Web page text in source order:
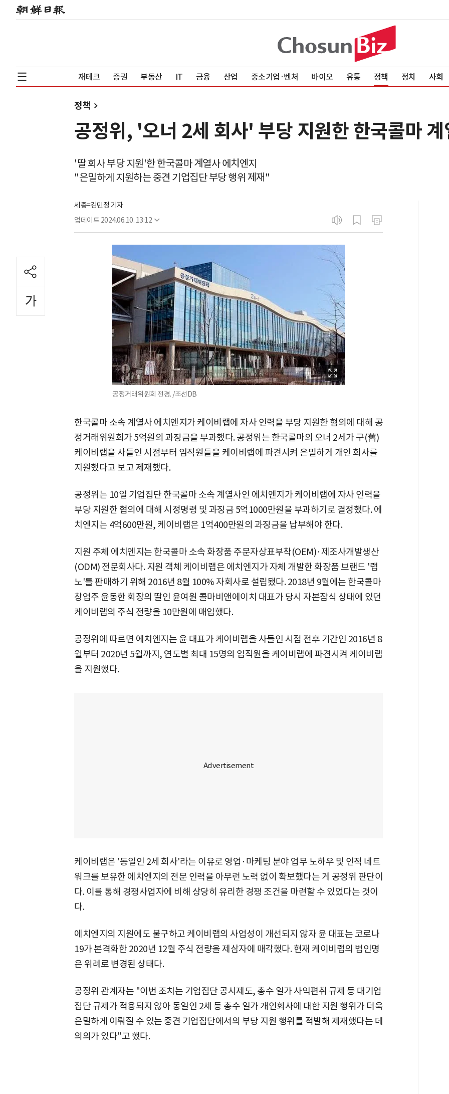
재테크 증권 부동산 IT 금융 산업 중소기업·벤처 바이오 유통 정책 정치 사회
정책
공정위, '오너 2세 회사' 부당 지원한 한국콜마
'딸 회사 부당 지원'한 한국콜마 계열사 에치엔지
"은밀하게 지원하는 중견 기업집단 부당 행위 제재"
세종=김민정 기자
업데이트 2024.06.10. 13:12
공정거래위원회 전경. /조선DB
한국콜마 소속 계열사 에치엔지가 케이비랩에 자사 인력을 부당 지원한 혐의에 대해 공
정거래위원회가 5억원의 과징금을 부과했다. 공정위는 한국콜마의 오너 2세가 구(舊)
케이비랩을 사들인 시점부터 임직원들을 케이비랩에 파견시켜 은밀하게 개인 회사를
지원했다고 보고 제재했다.
공정위는 10일 기업집단 한국콜마 소속 계열사인 에치엔지가 케이비랩에 자사 인력을
부당 지원한 협의에 대해 시정명령 및 과징금 5억1000만원을 부과하기로 결정했다. 에
치엔지는 4억600만원, 케이비랩은 1억400만원의 과징금을 납부해야 한다.
지원 주체 에치엔지는 한국콜마 소속 화장품 주문자상표부착(OEM)·제조사개발생산
(ODM) 전문회사다. 지원 객체 케이비랩은 에치엔지가 자체 개발한 화장품 브랜드 '랩
노'를 판매하기 위해 2016년 8월 100% 자회사로 설립됐다. 2018년 9월에는 한국콜마
창업주 윤동한 회장의 딸인 윤여원 콜마비앤에이치 대표가 당시 자본잠식 상태에 있던
케이비랩의 주식 전량을 10만원에 매입했다.
공정위에 따르면 에치엔지는 윤 대표가 케이비랩을 사들인 시점 전후 기간인 2016년 8
월부터 2020년 5월까지, 연도별 최대 15명의 임직원을 케이비랩에 파견시켜 케이비랩
을 지원했다.
케이비랩은 '동일인 2세 회사'라는 이유로 영업·마케팅 분야 업무 노하우 및 인적 네트
워크를 보유한 에치엔지의 전문 인력을 아무런 노력 없이 확보했다는 게 공정위 판단이
다. 이를 통해 경쟁사업자에 비해 상당히 유리한 경쟁 조건을 마련할 수 있었다는 것이
다.
에치엔지의 지원에도 불구하고 케이비랩의 사업성이 개선되지 않자 윤 대표는 코로나
19가 본격화한 2020년 12월 주식 전량을 제삼자에 매각했다. 현재 케이비랩의 법인명
은 위례로 변경된 상태다.
공정위 관계자는 "이번 조치는 기업집단 공시제도, 총수 일가 사익편취 규제 등 대기업
집단 규제가 적용되지 않아 동일인 2세 등 총수 일가 개인회사에 대한 지원 행위가 더욱
은밀하게 이뤄질 수 있는 중견 기업집단에서의 부당 지원 행위를 적발해 제재했다는 데
의의가 있다"고 했다.